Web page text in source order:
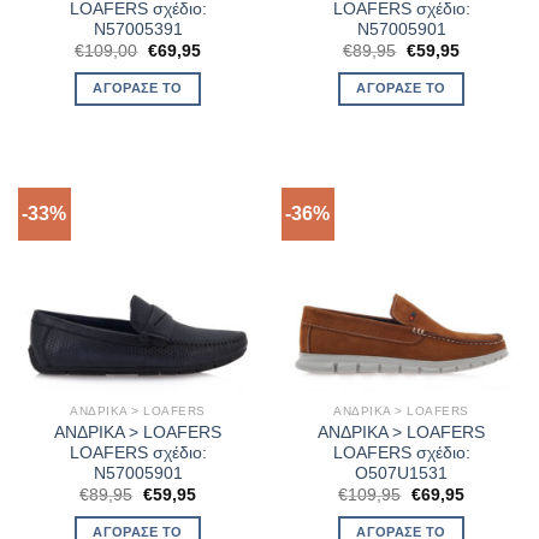
LOAFERS σχέδιο:
N57005391
€109,00 Original
was:
€109,00.
€69,95Η
ΑΓΌΡΑΣΈ ΤΟ
LOAFERS σχέδιο:
N57005901
€89,95 Original
was:
€89,95.
€59,95Η
ΑΓΌΡΑΣΈ ΤΟ
-33%
ΑΝΔΡΙΚΑ > LOAFERS
ΑΝΔΡΙΚΑ > LOAFERS
LOAFERS σχέδιο:
N57005901
€89,95 Original
was:
€59,95Η
ΑΓΌΡΑΣΈ ΤΟ
-36%
ΑΝΔΡΙΚΑ > LOAFERS
ΑΝΔΡΙΚΑ > LOAFERS
LOAFERS σχέδιο:
O507U1531
€109,95 Original
was:
€69,95Η
ΑΓΌΡΑΣΈ ΤΟ